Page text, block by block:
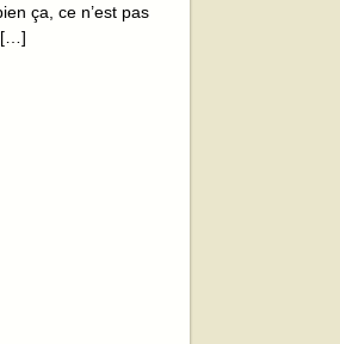
ça, ce n’est pas
[…]